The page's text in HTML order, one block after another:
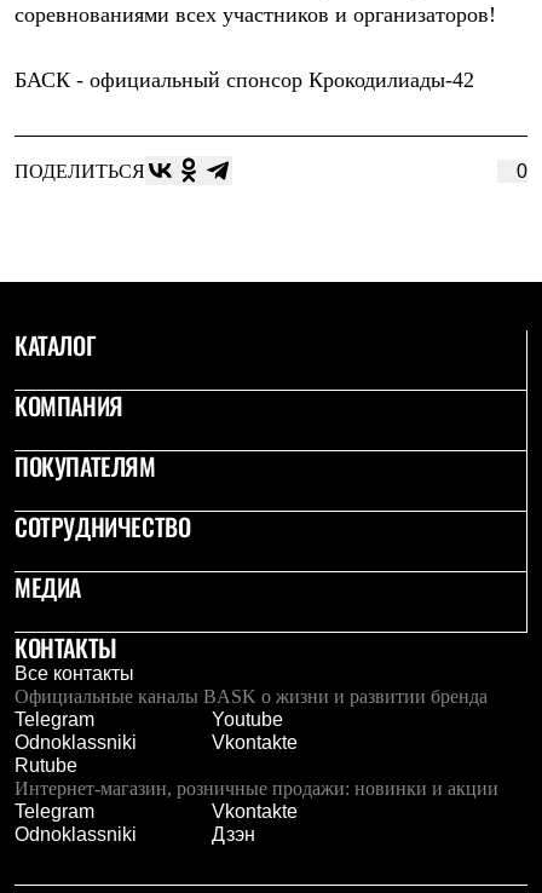
соревнованиями всех участников и организаторов!
БАСК - официальный спонсор Крокодилиады-42
ПОДЕЛИТЬСЯ 0
КАТАЛОГ
КОМПАНИЯ
ПОКУПАТЕЛЯМ
СОТРУДНИЧЕСТВО
МЕДИА
КОНТАКТЫ
Все контакты
Официальные каналы BASK о жизни и развитии бренда
Telegram
Youtube
Odnoklassniki
Vkontakte
Rutube
Интернет-магазин, розничные продажи: новинки и акции
Telegram
Vkontakte
Odnoklassniki
Дзэн